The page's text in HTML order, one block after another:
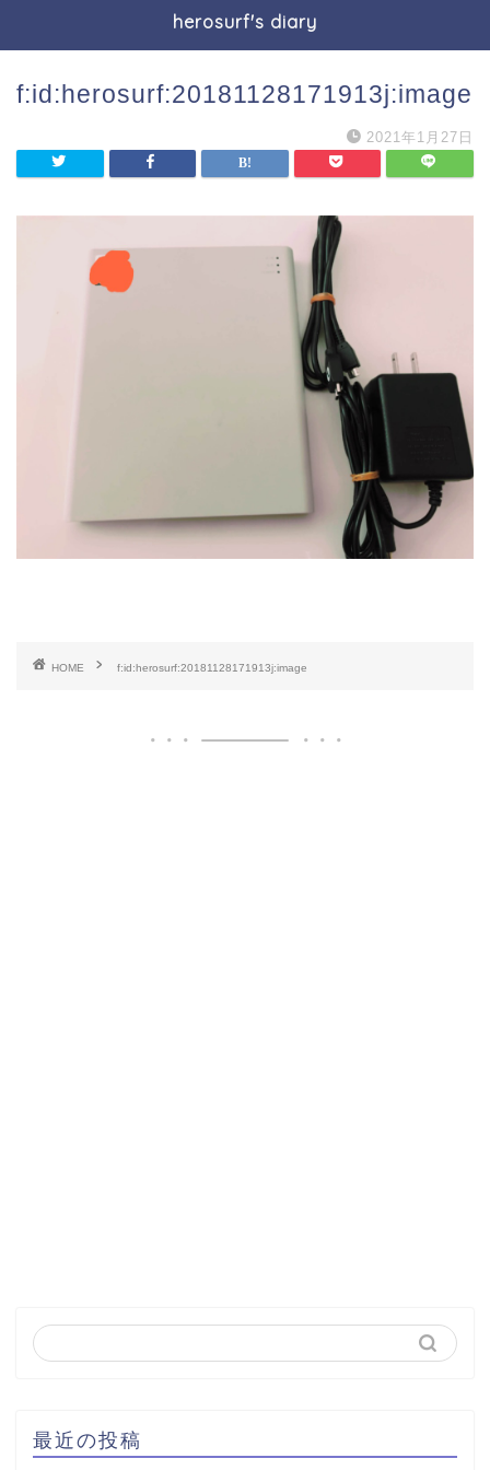
herosurf's diary
f:id:herosurf:20181128171913j:image
2021年1月27日
HOME f:id:herosurf:20181128171913j:image
最近の投稿